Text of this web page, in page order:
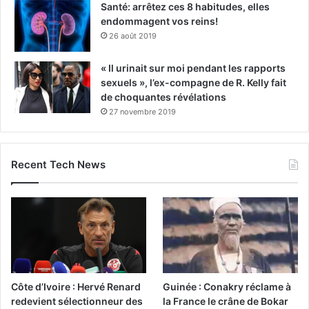
Santé: arrêtez ces 8 habitudes, elles
endommagent vos reins!
26 août 2019
« Il urinait sur moi pendant les rapports
sexuels », l’ex-compagne de R. Kelly fait
de choquantes révélations
27 novembre 2019
Recent Tech News
Côte d’Ivoire : Hervé Renard
redevient sélectionneur des
Guinée : Conakry réclame à
la France le crâne de Bokar